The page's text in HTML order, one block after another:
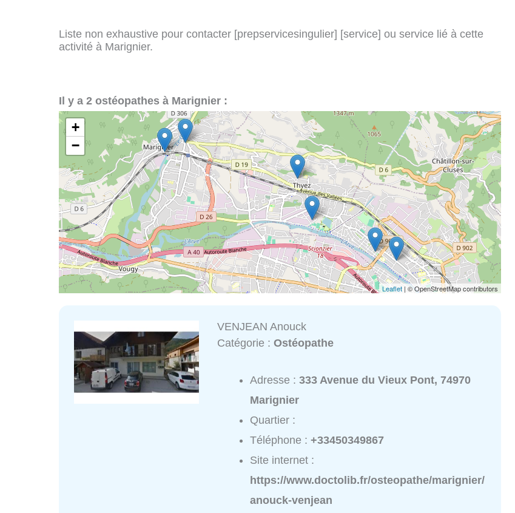
Liste non exhaustive pour contacter [prepservicesingulier] [service] ou service lié à cette
activité à Marignier.
Il y a 2 ostéopathes à Marignier :
+
−
Leaflet | © OpenStreetMap contributors
VENJEAN Anouck
Catégorie :Ostéopathe
Adresse :333 Avenue du Vieux Pont, 74970
Marignier
Quartier :
Téléphone :+33450349867
Site internet :
https://www.doctolib.fr/osteopathe/marignier/
anouck-venjean